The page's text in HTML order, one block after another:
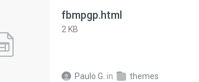
fbmpgp.html
2 KB
Paulo G. in themes